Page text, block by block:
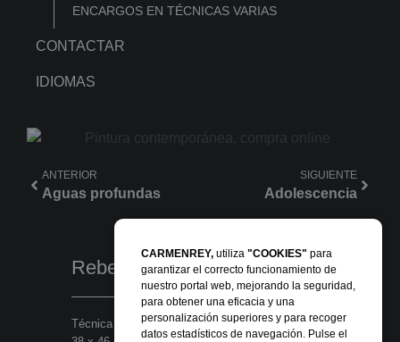
ENCARGOS EN TÉCNICAS VARIAS
CONTACTAR
IDIOMAS
ANTERIOR
Aguas profundas
SIGUIENTE
Adolescencia
Rebeldía sensata
Técnica mixta en papel para óleo
CARMENREY, utiliza "COOKIES" para
garantizar el correcto funcionamiento de
nuestro portal web, mejorando la seguridad,
para obtener una eficacia y una
personalización superiores y para recoger
datos estadísticos de navegación. Pulse el